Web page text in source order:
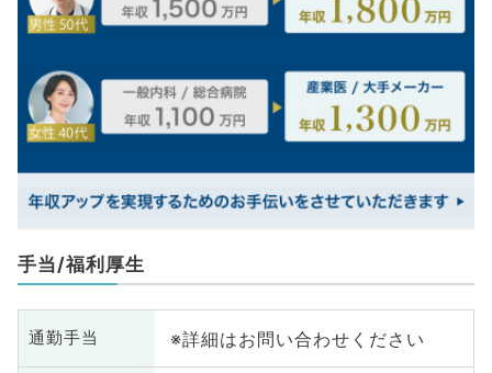
手当/福利厚生
通勤手当 ※詳細はお問い合わせください